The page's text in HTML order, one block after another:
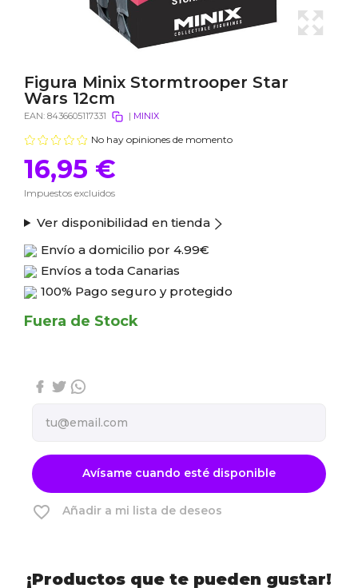
Figura Minix Stormtrooper Star
Wars 12cm
EAN: 8436605117331 | MINIX
No hay opiniones de momento
16,95 €
Impuestos excluidos
Ver disponibilidad en tienda
Envío a domicilio por 4.99€
Envíos a toda Canarias
100% Pago seguro y protegido
Fuera de Stock
Avísame cuando esté disponible
favorite_border Añadir a mi lista de deseos
¡Productos que te pueden gustar!